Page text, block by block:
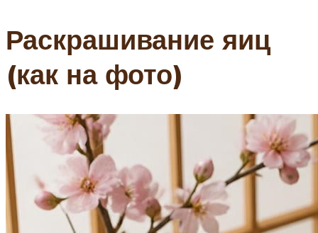
Раскрашивание яиц
(как на фото)